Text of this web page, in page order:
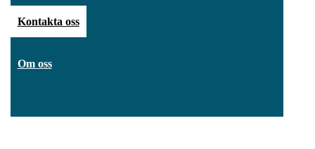
Kontakta oss
Om oss